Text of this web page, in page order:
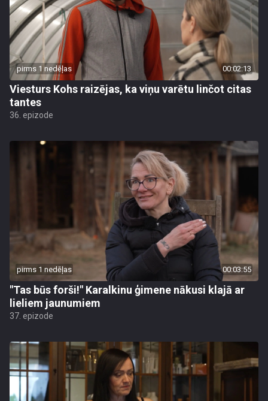
pirms 1 nedēļas 00:02:13
Viesturs Kohs raizējas, ka viņu varētu linčot citas
tantes
36. epizode
pirms 1 nedēļas 00:03:55
"Tas būs forši!" Karalkinu ģimene nākusi klajā ar
lieliem jaunumiem
37. epizode